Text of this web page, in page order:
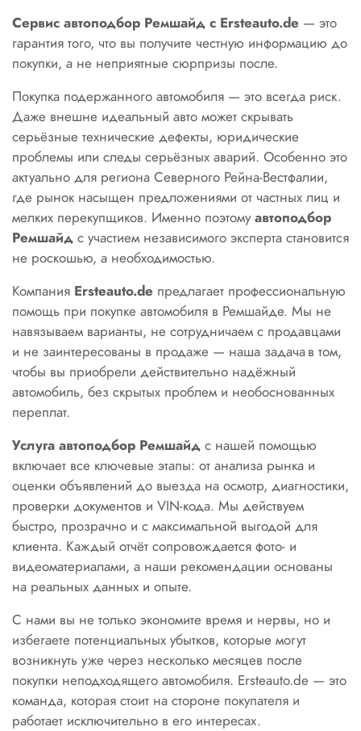
Сервис автоподбор Ремшайд с Ersteauto.de — это
гарантия того, что вы получите честную информацию до
покупки, а не неприятные сюрпризы после.
Покупка подержанного автомобиля — это всегда риск.
Даже внешне идеальный авто может скрывать
серьёзные технические дефекты, юридические
проблемы или следы серьёзных аварий. Особенно это
актуально для региона Северного Рейна-Вестфалии,
где рынок насыщен предложениями от частных лиц и
мелких перекупщиков. Именно поэтомуавтоподбор
Ремшайд с участием независимого эксперта становится
не роскошью, а необходимостью.
Компания Ersteauto.de предлагает профессиональную
помощь при покупке автомобиля в Ремшайде. Мы не
навязываем варианты, не сотрудничаем с продавцами
и не заинтересованы в продаже — наша задача в том,
чтобы вы приобрели действительно надёжный
автомобиль, без скрытых проблем и необоснованных
переплат.
Услуга автоподбор Ремшайд с нашей помощью
включает все ключевые этапы: от анализа рынка и
оценки объявлений до выезда на осмотр, диагностики,
проверки документов и VIN-кода. Мы действуем
быстро, прозрачно и с максимальной выгодой для
клиента. Каждый отчёт сопровождается фото- и
видеоматериалами, а наши рекомендации основаны
на реальных данных и опыте.
С нами вы не только экономите время и нервы, но и
избегаете потенциальных убытков, которые могут
возникнуть уже через несколько месяцев после
покупки неподходящего автомобиля. Ersteauto.de — это
команда, которая стоит на стороне покупателя и
работает исключительно в его интересах.